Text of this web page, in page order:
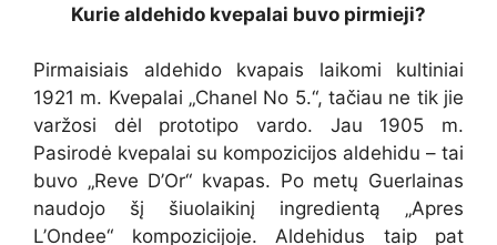
Kurie aldehido kvepalai buvo pirmieji?
Pirmaisiais aldehido kvapais laikomi kultiniai
1921 m. Kvepalai „Chanel No 5.“, tačiau ne tik jie
varžosi dėl prototipo vardo. Jau 1905 m.
Pasirodė kvepalai su kompozicijos aldehidu – tai
buvo „Reve D’Or“ kvapas. Po metų Guerlainas
naudojo šį šiuolaikinį ingredientą „Apres
L’Ondee“ kompozicijoje. Aldehidus taip pat